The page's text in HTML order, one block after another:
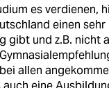
es verdienen,
einen
gibt und z.B. nicht
allen